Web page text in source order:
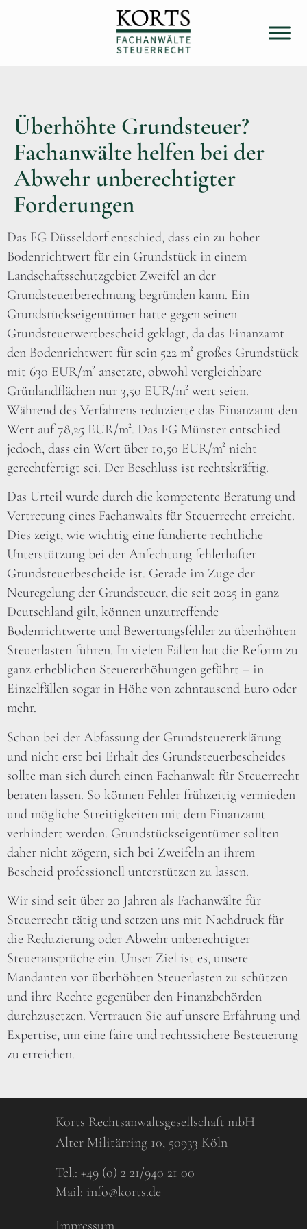
Überhöhte Grundsteuer?
Fachanwälte helfen bei der
Abwehr unberechtigter
Forderungen
Das FG Düsseldorf entschied, dass ein zu hoher
Bodenrichtwert für ein Grundstück in einem
Landschaftsschutzgebiet Zweifel an der
Grundsteuerberechnung begründen kann. Ein
Grundstückseigentümer hatte gegen seinen
Grundsteuerwertbescheid geklagt, da das Finanzamt
den Bodenrichtwert für sein 522 m² großes Grundstück
mit 630 EUR/m² ansetzte, obwohl vergleichbare
Grünlandflächen nur 3,50 EUR/m² wert seien.
Während des Verfahrens reduzierte das Finanzamt den
Wert auf 78,25 EUR/m². Das FG Münster entschied
jedoch, dass ein Wert über 10,50 EUR/m² nicht
gerechtfertigt sei. Der Beschluss ist rechtskräftig.
Das Urteil wurde durch die kompetente Beratung und
Vertretung eines Fachanwalts für Steuerrecht erreicht.
Dies zeigt, wie wichtig eine fundierte rechtliche
Unterstützung bei der Anfechtung fehlerhafter
Grundsteuerbescheide ist. Gerade im Zuge der
Neuregelung der Grundsteuer, die seit 2025 in ganz
Deutschland gilt, können unzutreffende
Bodenrichtwerte und Bewertungsfehler zu überhöhten
Steuerlasten führen. In vielen Fällen hat die Reform zu
ganz erheblichen Steuererhöhungen geführt – in
Einzelfällen sogar in Höhe von zehntausend Euro oder
mehr.
Schon bei der Abfassung der Grundsteuererklärung
und nicht erst bei Erhalt des Grundsteuerbescheides
sollte man sich durch einen Fachanwalt für Steuerrecht
beraten lassen. So können Fehler frühzeitig vermieden
und mögliche Streitigkeiten mit dem Finanzamt
verhindert werden. Grundstückseigentümer sollten
daher nicht zögern, sich bei Zweifeln an ihrem
Bescheid professionell unterstützen zu lassen.
Wir sind seit über 20 Jahren als Fachanwälte für
Steuerrecht tätig und setzen uns mit Nachdruck für
die Reduzierung oder Abwehr unberechtigter
Steueransprüche ein. Unser Ziel ist es, unsere
Mandanten vor überhöhten Steuerlasten zu schützen
und ihre Rechte gegenüber den Finanzbehörden
durchzusetzen. Vertrauen Sie auf unsere Erfahrung und
Expertise, um eine faire und rechtssichere Besteuerung
zu erreichen.
Korts Rechtsanwaltsgesellschaft mbH
Alter Militärring 10, 50933 Köln
Tel.: +49 (0) 2 21/940 21 00
Mail: info@korts.de
Impressum